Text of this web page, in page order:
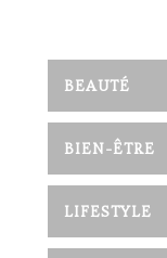
BEAUTÉ
BIEN-ÊTRE
LIFESTYLE